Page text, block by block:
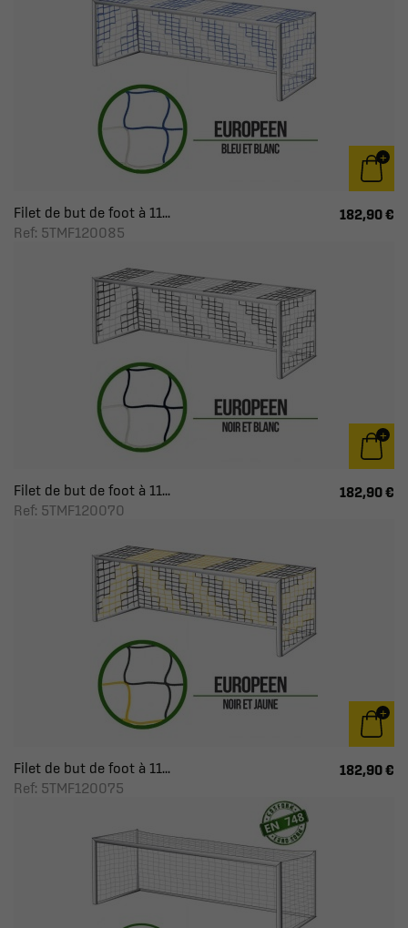
Filet de but de foot à 11...
Ref: 5TMF120085
182,90 €
Filet de but de foot à 11...
Ref: 5TMF120070
182,90 €
Filet de but de foot à 11...
Ref: 5TMF120075
182,90 €